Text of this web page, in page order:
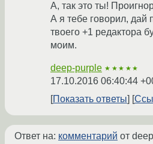
А, так это ты!
А я тебе говорил, дай
твоего +1 редактора
моим.
deep-purple ★★★★★
17.10.2016 06:40:44
Показать ответы
Ответ на: комментарий от